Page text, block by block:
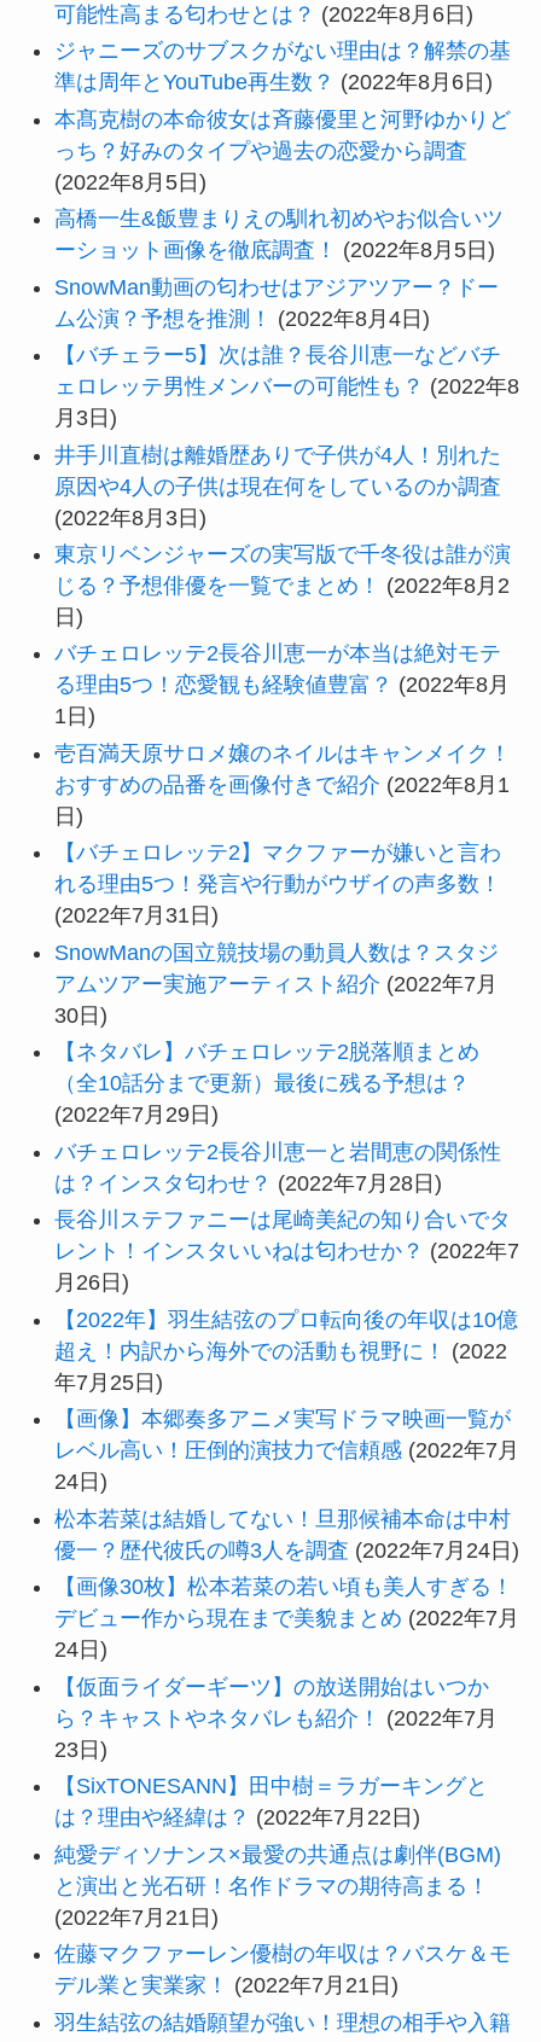
可能性高まる匂わせとは？ (2022年8月6日)
ジャニーズのサブスクがない理由は？解禁の基
準は周年とYouTube再生数？ (2022年8月6日)
本髙克樹の本命彼女は斉藤優里と河野ゆかりど
っち？好みのタイプや過去の恋愛から調査
(2022年8月5日)
高橋一生&飯豊まりえの馴れ初めやお似合いツ
ーショット画像を徹底調査！
(2022年8月5日)
SnowMan動画の匂わせはアジアツアー？ドー
ム公演？予想を推測！
(2022年8月4日)
【バチェラー5】次は誰？長谷川恵一などバチ
ェロレッテ男性メンバーの可能性も？ (2022年8
月3日)
井手川直樹は離婚歴ありで子供が4人！別れた
原因や4人の子供は現在何をしているのか調査
(2022年8月3日)
東京リベンジャーズの実写版で千冬役は誰が演
じる？予想俳優を一覧でまとめ！
(2022年8月2
日)
バチェロレッテ2長谷川恵一が本当は絶対モテ
る理由5つ！恋愛観も経験値豊富？ (2022年8月
1日)
壱百満天原サロメ嬢のネイルはキャンメイク！
おすすめの品番を画像付きで紹介 (2022年8月1
日)
【バチェロレッテ2】マクファーが嫌いと言わ
れる理由5つ！発言や行動がウザイの声多数！
(2022年7月31日)
SnowManの国立競技場の動員人数は？スタジ
アムツアー実施アーティスト紹介 (2022年7月
30日)
【ネタバレ】バチェロレッテ2脱落順まとめ
（全10話分まで更新）最後に残る予想は？
(2022年7月29日)
バチェロレッテ2長谷川恵一と岩間恵の関係性
は？インスタ匂わせ？ (2022年7月28日)
長谷川ステファニーは尾崎美紀の知り合いでタ
レント！インスタいいねは匂わせか？ (2022年7
月26日)
【2022年】羽生結弦のプロ転向後の年収は10億
超え！内訳から海外での活動も視野に！
(2022
年7月25日)
【画像】本郷奏多アニメ実写ドラマ映画一覧が
レベル高い！圧倒的演技力で信頼感 (2022年7月
24日)
松本若菜は結婚してない！旦那候補本命は中村
優一？歴代彼氏の噂3人を調査 (2022年7月24日)
【画像30枚】松本若菜の若い頃も美人すぎる！
デビュー作から現在まで美貌まとめ (2022年7月
24日)
【仮面ライダーギーツ】の放送開始はいつか
ら？キャストやネタバレも紹介！
(2022年7月
23日)
【SixTONESANN】田中樹＝ラガーキングと
は？理由や経緯は？ (2022年7月22日)
純愛ディソナンス×最愛の共通点は劇伴(BGM)
と演出と光石研！名作ドラマの期待高まる！
(2022年7月21日)
佐藤マクファーレン優樹の年収は？バスケ＆モ
デル業と実業家！
(2022年7月21日)
羽生結弦の結婚願望が強い！理想の相手や入籍